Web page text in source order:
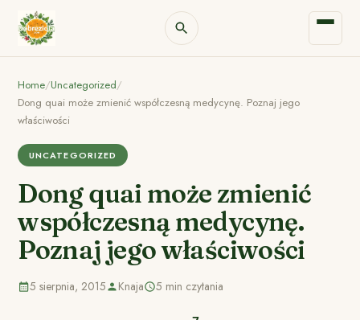
Home/Uncategorized/
Dong quai może zmienić współczesną medycynę. Poznaj jego
właściwości
UNCATEGORIZED
Dong quai może zmienić
współczesną medycynę.
Poznaj jego właściwości
5 sierpnia, 2015 Knaja 5 min czytania